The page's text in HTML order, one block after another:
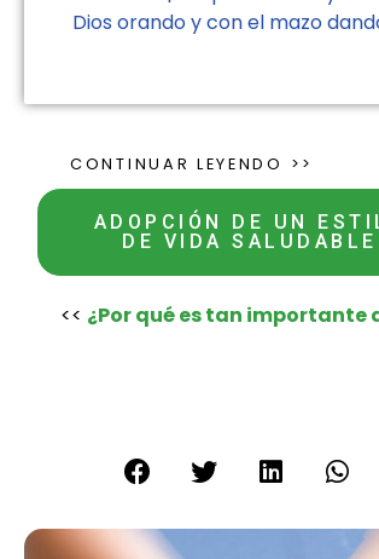
Dios orando y con el mazo
CONTINUAR LEYENDO >>
ADOPCIÓN DE UN
DE VIDA SALUDABLE
<< ¿Por qué es tan importante